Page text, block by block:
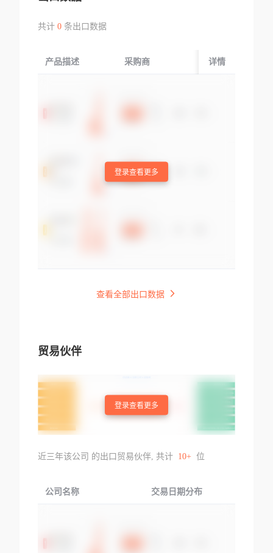
共计 0条出口数据
产品描述 采购商 起运国/地区
详情
登录查看更多
查看全部出口数据
贸易伙伴
登录查看更多
近三年该公司 的出口贸易伙伴, 共计 10+ 位
公司名称 交易日期分布